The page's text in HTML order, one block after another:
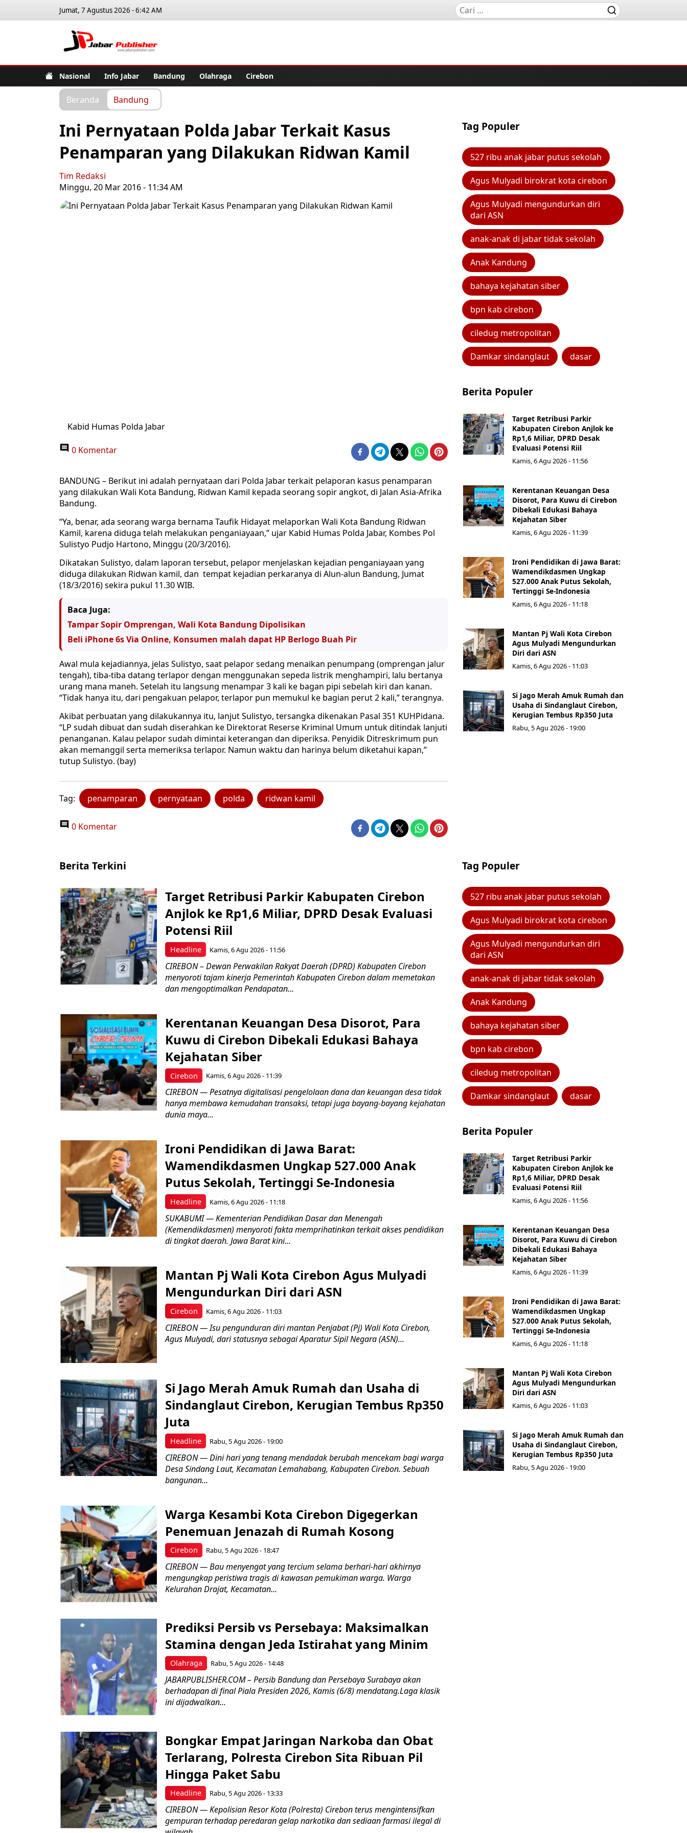
Jumat, 7 Agustus 2026 - 6:42 AM
Nasional Info Jabar Bandung Olahraga Cirebon
Beranda Bandung
Ini Pernyataan Polda Jabar Terkait Kasus
Penamparan yang Dilakukan Ridwan Kamil
Tim Redaksi
Minggu, 20 Mar 2016 - 11:34 AM
Kabid Humas Polda Jabar
0 Komentar
BANDUNG – Berikut ini adalah pernyataan dari Polda Jabar terkait pelaporan kasus penamparan
yang dilakukan Wali Kota Bandung, Ridwan Kamil kepada seorang sopir angkot, di Jalan Asia-Afrika
Bandung.
“Ya, benar, ada seorang warga bernama Taufik Hidayat melaporkan Wali Kota Bandung Ridwan
Kamil, karena diduga telah melakukan penganiayaan,” ujar Kabid Humas Polda Jabar, Kombes Pol
Sulistyo Pudjo Hartono, Minggu (20/3/2016).
Dikatakan Sulistyo, dalam laporan tersebut, pelapor menjelaskan kejadian penganiayaan yang
diduga dilakukan Ridwan kamil, dan tempat kejadian perkaranya di Alun-alun Bandung, Jumat
(18/3/2016) sekira pukul 11.30 WIB.
Baca Juga:
Tampar Sopir Omprengan, Wali Kota Bandung Dipolisikan
Beli iPhone 6s Via Online, Konsumen malah dapat HP Berlogo Buah Pir
Awal mula kejadiannya, jelas Sulistyo, saat pelapor sedang menaikan penumpang (omprengan jalur
tengah), tiba-tiba datang terlapor dengan menggunakan sepeda listrik menghampiri, lalu bertanya
urang mana maneh. Setelah itu langsung menampar 3 kali ke bagan pipi sebelah kiri dan kanan.
“Tidak hanya itu, dari pengakuan pelapor, terlapor pun memukul ke bagian perut 2 kali,” terangnya.
Akibat perbuatan yang dilakukannya itu, lanjut Sulistyo, tersangka dikenakan Pasal 351 KUHPidana.
“LP sudah dibuat dan sudah diserahkan ke Direktorat Reserse Kriminal Umum untuk ditindak lanjuti
penanganan. Kalau pelapor sudah dimintai keterangan dan diperiksa. Penyidik Ditreskrimum pun
akan memanggil serta memeriksa terlapor. Namun waktu dan harinya belum diketahui kapan,”
tutup Sulistyo. (bay)
Tag: penamparan pernyataan polda ridwan kamil
0 Komentar
Tag Populer
527 ribu anak jabar putus sekolah
Agus Mulyadi birokrat kota cirebon
Agus Mulyadi mengundurkan diri
dari ASN
anak-anak di jabar tidak sekolah
Anak Kandung
bahaya kejahatan siber
bpn kab cirebon
ciledug metropolitan
Damkar sindanglaut dasar
Berita Populer
Target Retribusi Parkir
Kabupaten Cirebon Anjlok ke
Rp1,6 Miliar, DPRD Desak
Evaluasi Potensi Riil
Kamis, 6 Agu 2026 - 11:56
Kerentanan Keuangan Desa
Disorot, Para Kuwu di Cirebon
Dibekali Edukasi Bahaya
Kejahatan Siber
Kamis, 6 Agu 2026 - 11:39
Ironi Pendidikan di Jawa Barat:
Wamendikdasmen Ungkap
527.000 Anak Putus Sekolah,
Tertinggi Se-Indonesia
Kamis, 6 Agu 2026 - 11:18
Mantan Pj Wali Kota Cirebon
Agus Mulyadi Mengundurkan
Diri dari ASN
Kamis, 6 Agu 2026 - 11:03
Si Jago Merah Amuk Rumah dan
Usaha di Sindanglaut Cirebon,
Kerugian Tembus Rp350 Juta
Rabu, 5 Agu 2026 - 19:00
Berita Terkini
Headline
Target Retribusi Parkir Kabupaten Cirebon
Anjlok ke Rp1,6 Miliar, DPRD Desak Evaluasi
Potensi Riil
Kamis, 6 Agu 2026 - 11:56
CIREBON – Dewan Perwakilan Rakyat Daerah (DPRD) Kabupaten Cirebon
menyoroti tajam kinerja Pemerintah Kabupaten Cirebon dalam memetakan
dan mengoptimalkan Pendapatan...
Cirebon
Kerentanan Keuangan Desa Disorot, Para
Kuwu di Cirebon Dibekali Edukasi Bahaya
Kejahatan Siber
Kamis, 6 Agu 2026 - 11:39
CIREBON — Pesatnya digitalisasi pengelolaan dana dan keuangan desa tidak
hanya membawa kemudahan transaksi, tetapi juga bayang-bayang kejahatan
dunia maya...
Headline
Ironi Pendidikan di Jawa Barat:
Wamendikdasmen Ungkap 527.000 Anak
Putus Sekolah, Tertinggi Se-Indonesia
Kamis, 6 Agu 2026 - 11:18
SUKABUMI — Kementerian Pendidikan Dasar dan Menengah
(Kemendikdasmen) menyoroti fakta memprihatinkan terkait akses pendidikan
di tingkat daerah. Jawa Barat kini...
Cirebon
Mantan Pj Wali Kota Cirebon Agus Mulyadi
Mengundurkan Diri dari ASN
Kamis, 6 Agu 2026 - 11:03
CIREBON — Isu pengunduran diri mantan Penjabat (Pj) Wali Kota Cirebon,
Agus Mulyadi, dari statusnya sebagai Aparatur Sipil Negara (ASN)...
Headline
Si Jago Merah Amuk Rumah dan Usaha di
Sindanglaut Cirebon, Kerugian Tembus Rp350
Juta
Rabu, 5 Agu 2026 - 19:00
CIREBON — Dini hari yang tenang mendadak berubah mencekam bagi warga
Desa Sindang Laut, Kecamatan Lemahabang, Kabupaten Cirebon. Sebuah
bangunan...
Cirebon
Warga Kesambi Kota Cirebon Digegerkan
Penemuan Jenazah di Rumah Kosong
Rabu, 5 Agu 2026 - 18:47
CIREBON — Bau menyengat yang tercium selama berhari-hari akhirnya
mengungkap peristiwa tragis di kawasan pemukiman warga. Warga
Kelurahan Drajat, Kecamatan...
Olahraga
Prediksi Persib vs Persebaya: Maksimalkan
Stamina dengan Jeda Istirahat yang Minim
Rabu, 5 Agu 2026 - 14:48
JABARPUBLISHER.COM – Persib Bandung dan Persebaya Surabaya akan
berhadapan di final Piala Presiden 2026, Kamis (6/8) mendatang.Laga klasik
ini dijadwalkan...
Headline
Bongkar Empat Jaringan Narkoba dan Obat
Terlarang, Polresta Cirebon Sita Ribuan Pil
Hingga Paket Sabu
Rabu, 5 Agu 2026 - 13:33
​CIREBON — Kepolisian Resor Kota (Polresta) Cirebon terus mengintensifkan
gempuran terhadap peredaran gelap narkotika dan sediaan farmasi ilegal di
Tag Populer
527 ribu anak jabar putus sekolah
Agus Mulyadi birokrat kota cirebon
Agus Mulyadi mengundurkan diri
dari ASN
anak-anak di jabar tidak sekolah
Anak Kandung
bahaya kejahatan siber
bpn kab cirebon
ciledug metropolitan
Damkar sindanglaut dasar
Berita Populer
Target Retribusi Parkir
Kabupaten Cirebon Anjlok ke
Rp1,6 Miliar, DPRD Desak
Evaluasi Potensi Riil
Kamis, 6 Agu 2026 - 11:56
Kerentanan Keuangan Desa
Disorot, Para Kuwu di Cirebon
Dibekali Edukasi Bahaya
Kejahatan Siber
Kamis, 6 Agu 2026 - 11:39
Ironi Pendidikan di Jawa Barat:
Wamendikdasmen Ungkap
527.000 Anak Putus Sekolah,
Tertinggi Se-Indonesia
Kamis, 6 Agu 2026 - 11:18
Mantan Pj Wali Kota Cirebon
Agus Mulyadi Mengundurkan
Diri dari ASN
Kamis, 6 Agu 2026 - 11:03
Si Jago Merah Amuk Rumah dan
Usaha di Sindanglaut Cirebon,
Kerugian Tembus Rp350 Juta
Rabu, 5 Agu 2026 - 19:00